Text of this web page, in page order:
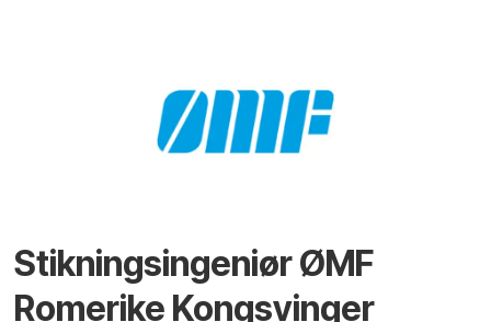
Stikningsingeniør ØMF
Romerike Kongsvinger